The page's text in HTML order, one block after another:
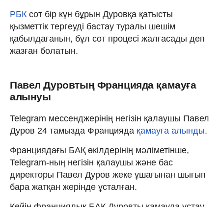
РБК сот бір күн бұрын Дуровқа қатысты
қызметтік тергеуді бастау туралы шешім
қабылдағанын, бұл сот процесі жалғасады деп
жазған болатын.
Павел Дуровтың Францияда қамауға
алынуы
Telegram мессенджерінің негізін қалаушы Павел
Дуров 24 тамызда Францияда қамауға алынды.
Франциядағы БАҚ өкілдерінің мәліметінше,
Telegram-ның негізін қалаушы және бас
директоры Павел Дуров жеке ұшағынан шығып
бара жатқан жерінде ұсталған.